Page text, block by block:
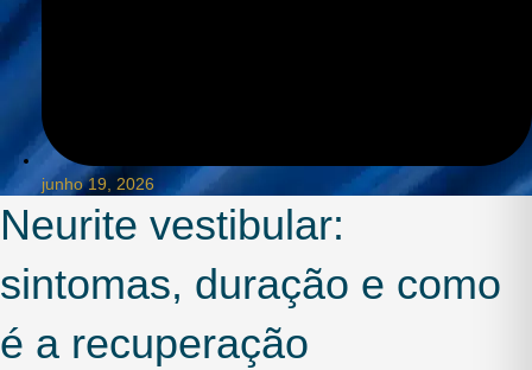
junho 19, 2026
Neurite vestibular:
sintomas, duração e como
é a recuperação